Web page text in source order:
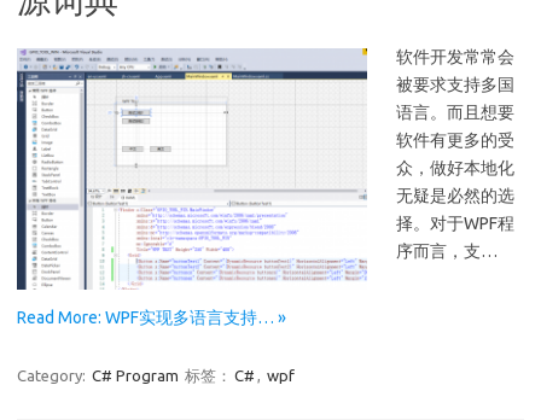
软件开发常常会
被要求支持多国
语言。而且想要
软件有更多的受
众，做好本地化
无疑是必然的选
择。对于WPF程
序而言，支…
Read More: WPF实现多语言支持… »
Category: C# Program 标签： C# , wpf